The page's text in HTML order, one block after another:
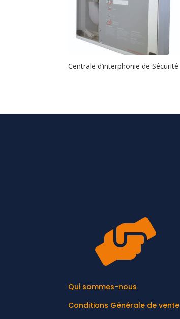
Centrale d’interphonie de Sécurité

Qui sommes-nous
Conditions Générale de vente